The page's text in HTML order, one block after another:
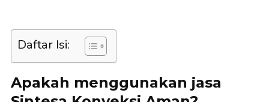
Daftar Isi:
Apakah menggunakan jasa